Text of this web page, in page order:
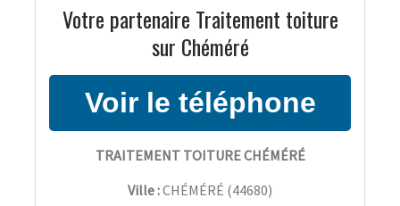
Votre partenaire Traitement toiture
sur Chéméré
TRAITEMENT TOITURE CHÉMÉRÉ
Ville :CHÉMÉRÉ (44680)